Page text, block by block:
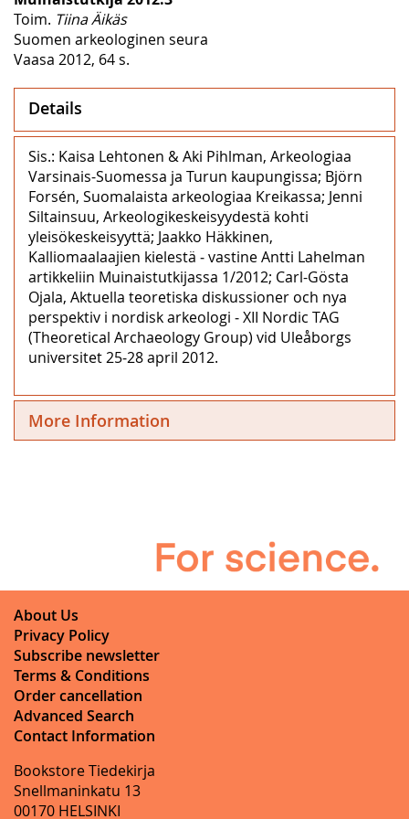
Toim. Tiina Äikäs
Suomen arkeologinen seura
Vaasa 2012, 64 s.
Details
Sis.: Kaisa Lehtonen & Aki Pihlman, Arkeologiaa
Varsinais-Suomessa ja Turun kaupungissa; Björn
Forsén, Suomalaista arkeologiaa Kreikassa; Jenni
Siltainsuu, Arkeologikeskeisyydestä kohti
yleisökeskeisyyttä; Jaakko Häkkinen,
Kalliomaalaajien kielestä ‒ vastine Antti Lahelman
artikkeliin Muinaistutkijassa 1/2012; Carl-Gösta
Ojala, Aktuella teoretiska diskussioner och nya
perspektiv i nordisk arkeologi ‒ XII Nordic TAG
(Theoretical Archaeology Group) vid Uleåborgs
universitet 25‒28 april 2012.
More Information
About Us
Privacy Policy
Subscribe newsletter
Terms & Conditions
Order cancellation
Advanced Search
Contact Information
Bookstore Tiedekirja
Snellmaninkatu 13
00170 HELSINKI